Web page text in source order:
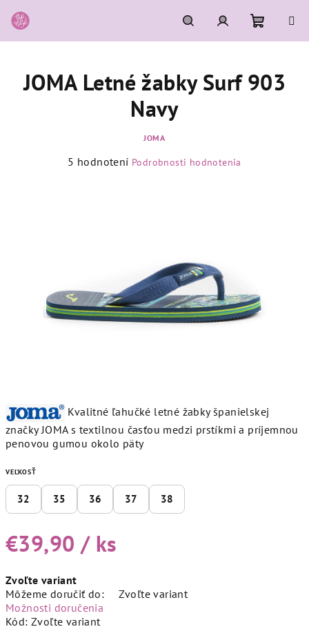
na
obsah
HľadaťPrihlásenie
košík
Kvalitné ľahučké letné žabky španielskej
značky JOMA s textilnou časťou medzi prstíkmi a príjemnou
penovou gumou okolo päty
VEĽKOSŤ
32 35 36 37 38
€39,90 / ks
cena:
Zvoľte variant
Môžeme doručiť do:
Zvoľte variant
Možnosti doručenia
Kód: Zvoľte variant
JOMA Letné žabky Surf 903
Navy
JOMA
Priemerné
5 hodnotení Podrobnosti hodnotenia